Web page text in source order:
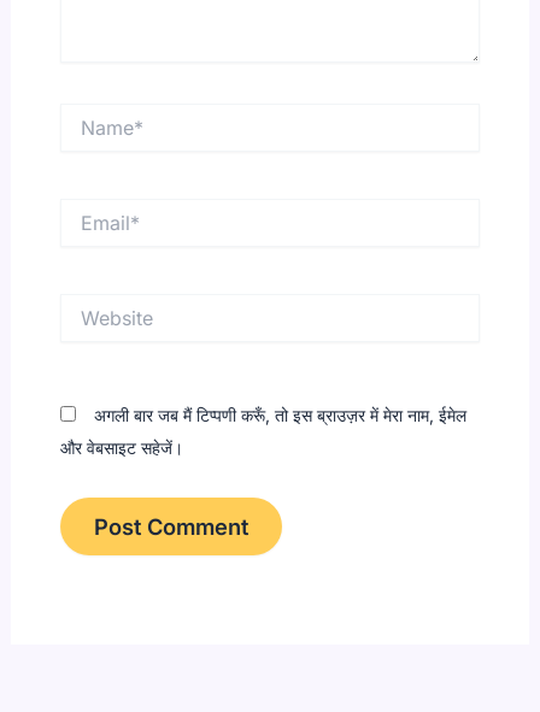
अगली बार जब मैं टिप्पणी करूँ, तो इस ब्राउज़र में मेरा नाम, ईमेल
और वेबसाइट सहेजें।